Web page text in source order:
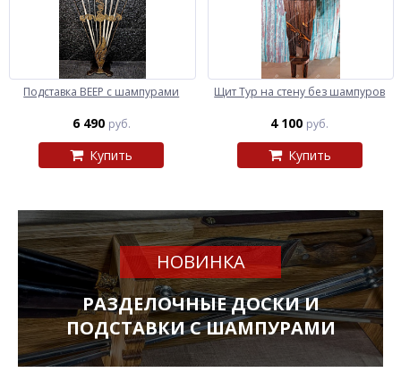
Подставка ВЕЕР с шампурами
6 490 руб.
Купить
Щит Тур на стену без шампуров
4 100 руб.
Купить
НОВИНКА
РАЗДЕЛОЧНЫЕ ДОСКИ И
ПОДСТАВКИ С ШАМПУРАМИ